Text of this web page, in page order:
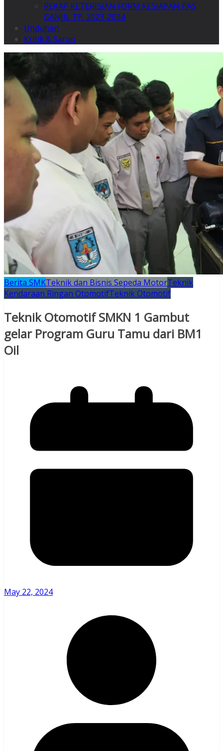
REKAP KETERISIAN FORM KESIAPAN PAS
GANJIL TP. 2023-2024
Unduhan
Kritik & Saran
Berita SMKTeknik dan Bisnis Sepeda MotorTeknik
Kendaraan Ringan OtomotifTeknik Otomotif
Teknik Otomotif SMKN 1 Gambut
gelar Program Guru Tamu dari BM1
Oil
May 22, 2024